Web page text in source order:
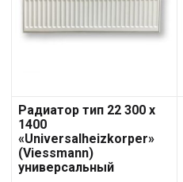
Радиатор тип 22 300 x
1400
«Universalheizkorper»
(Viessmann)
универсальный